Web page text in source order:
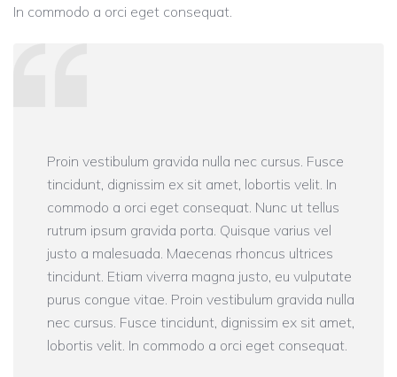
In commodo a orci eget consequat.
Proin vestibulum gravida nulla nec cursus. Fusce
tincidunt, dignissim ex sit amet, lobortis velit. In
commodo a orci eget consequat. Nunc ut tellus
rutrum ipsum gravida porta. Quisque varius vel
justo a malesuada. Maecenas rhoncus ultrices
tincidunt. Etiam viverra magna justo, eu vulputate
purus congue vitae. Proin vestibulum gravida nulla
nec cursus. Fusce tincidunt, dignissim ex sit amet,
lobortis velit. In commodo a orci eget consequat.